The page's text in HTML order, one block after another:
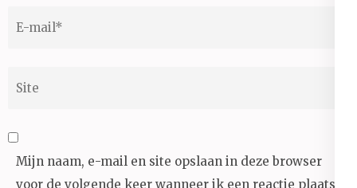
Mijn naam, e-mail en site opslaan in deze browser
voor de volgende keer wanneer ik een reactie plaats.